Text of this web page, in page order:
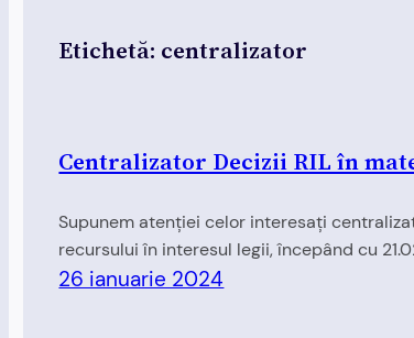
Etichetă: centralizator
Centralizator Decizii RIL în
Supunem atenției celor interesați
recursului în interesul legii, începând cu
26 ianuarie 2024